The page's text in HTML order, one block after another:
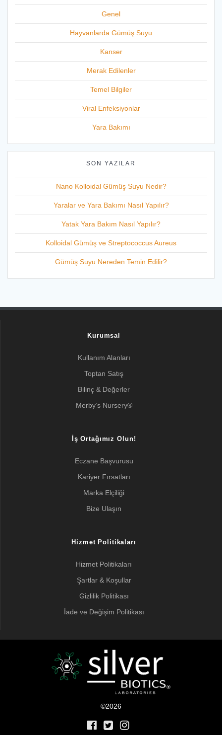
Genel
Hayvanlarda Gümüş Suyu
Kanser
Merak Edilenler
Temel Bilgiler
Viral Enfeksiyonlar
Yara Bakımı
SON YAZILAR
Nano Kolloidal Gümüş Suyu Nedir?
Yaralar ve Yara Bakımı Nasıl Yapılır?
Yatak Yara Bakım Nasıl Yapılır?
Kolloidal Gümüş ve Streptococcus Aureus
Gümüş Suyu Nereden Temin Edilir?
Kurumsal
Kullanım Alanları
Toptan Satış
Bilinç & Değerler
Merby’s Nursery®
İş Ortağımız Olun!
Eczane Başvurusu
Kariyer Fırsatları
Marka Elçiliği
Bize Ulaşın
Hizmet Politikaları
Hizmet Politikaları
Şartlar & Koşullar
Gizlilik Politikası
İade ve Değişim Politikası
©2026